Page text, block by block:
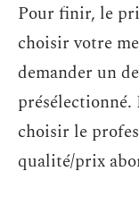
Pour finir, le
choisir votre
demander un
choisir le
qualité/prix